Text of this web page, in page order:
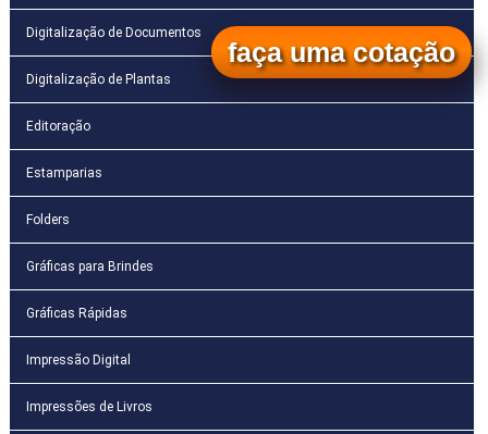
Digitalização de Documentos
Digitalização de Plantas
Editoração
Estamparias
Folders
Gráficas para Brindes
Gráficas Rápidas
Impressão Digital
Impressões de Livros
faça uma cotação